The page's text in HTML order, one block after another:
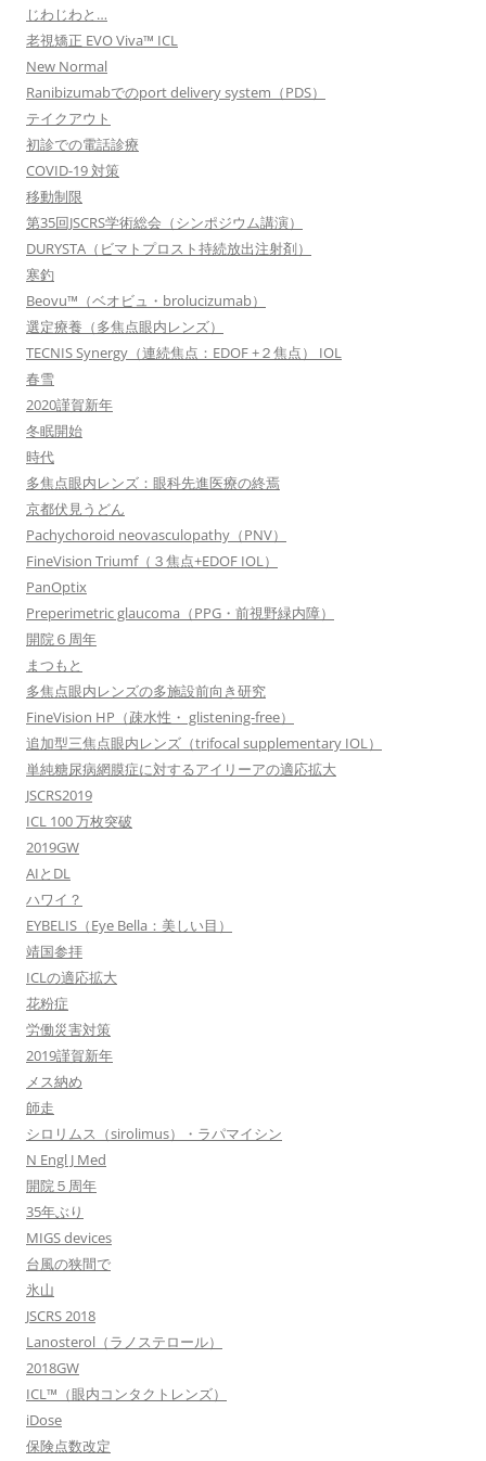
じわじわと…
老視矯正 EVO Viva™ ICL
New Normal
Ranibizumabでのport delivery system（PDS）
テイクアウト
初診での電話診療
COVID-19 対策
移動制限
第35回JSCRS学術総会（シンポジウム講演）
DURYSTA（ビマトプロスト持続放出注射剤）
寒釣
Beovu™（ベオビュ・brolucizumab）
選定療養（多焦点眼内レンズ）
TECNIS Synergy（連続焦点：EDOF +２焦点） IOL
春雪
2020謹賀新年
冬眠開始
時代
多焦点眼内レンズ：眼科先進医療の終焉
京都伏見うどん
Pachychoroid neovasculopathy（PNV）
FineVision Triumf（３焦点+EDOF IOL）
PanOptix
Preperimetric glaucoma（PPG・前視野緑内障）
開院６周年
まつもと
多焦点眼内レンズの多施設前向き研究
FineVision HP（疎水性・ glistening-free）
追加型三焦点眼内レンズ（trifocal supplementary IOL）
単純糖尿病網膜症に対するアイリーアの適応拡大
JSCRS2019
ICL 100 万枚突破
2019GW
AIとDL
ハワイ？
EYBELIS（Eye Bella：美しい目）
靖国参拝
ICLの適応拡大
花粉症
労働災害対策
2019謹賀新年
メス納め
師走
シロリムス（sirolimus）・ラパマイシン
N Engl J Med
開院５周年
35年ぶり
MIGS devices
台風の狭間で
氷山
JSCRS 2018
Lanosterol（ラノステロール）
2018GW
ICL™（眼内コンタクトレンズ）
iDose
保険点数改定